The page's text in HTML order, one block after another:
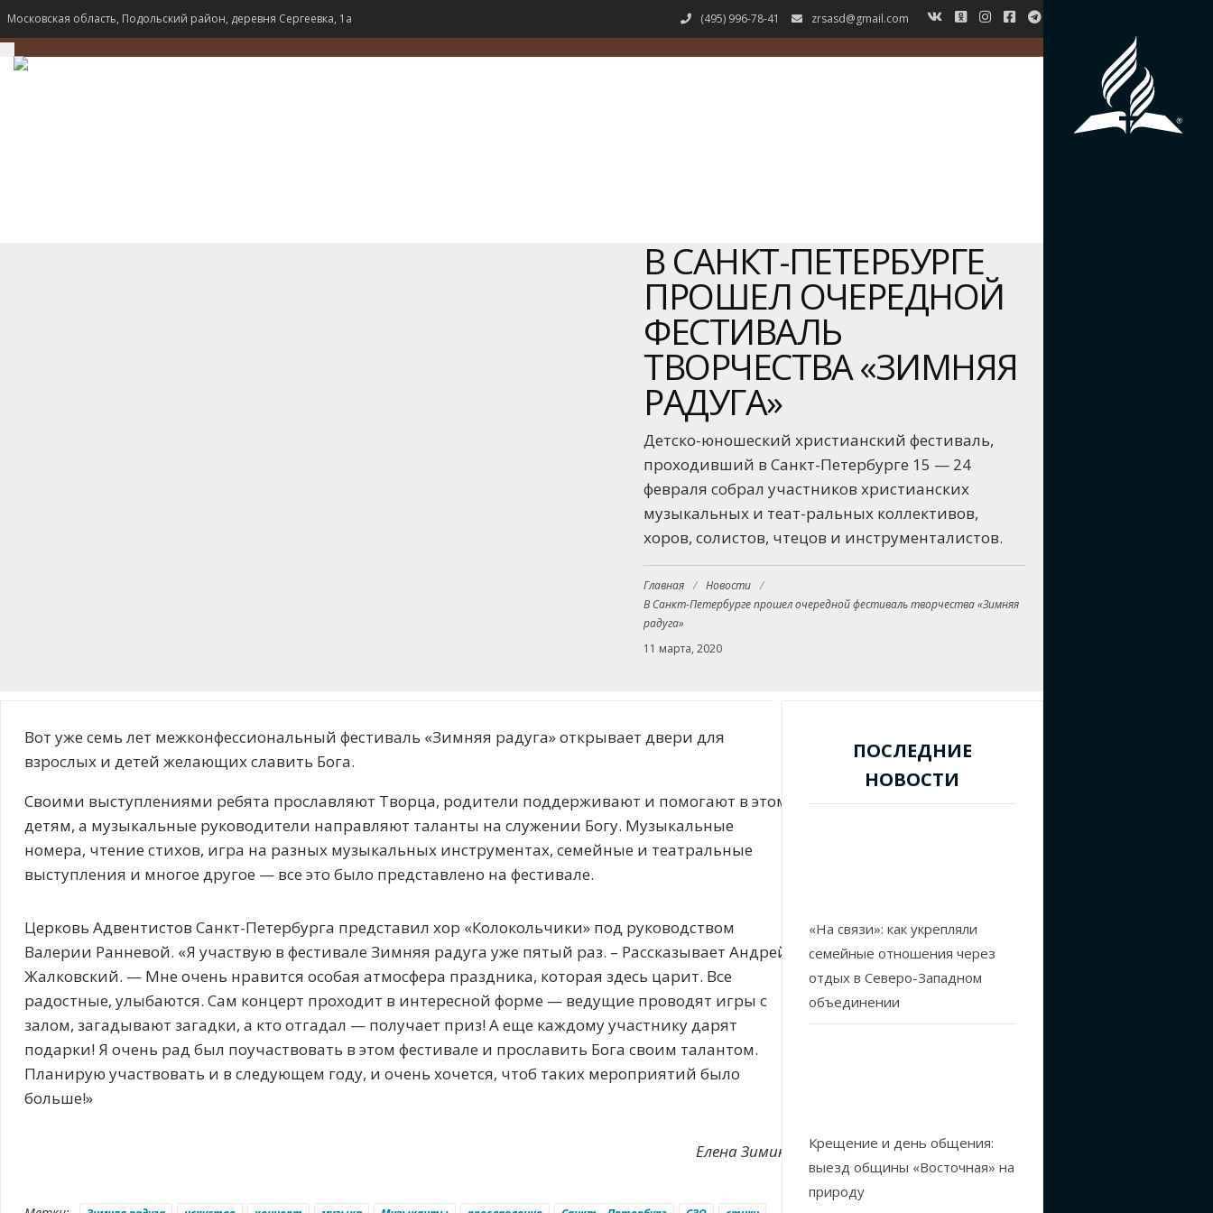
Московская область, Подольский район, деревня Сергеевка, 1а (495) 996-78-41 zrsasd@gmail.com
TOGGLE
NAVIGATION
В САНКТ-ПЕТЕРБУРГЕ
ПРОШЕЛ ОЧЕРЕДНОЙ
ФЕСТИВАЛЬ
ТВОРЧЕСТВА «ЗИМНЯЯ
РАДУГА»
Детско-юношеский христианский фестиваль,
проходивший в Санкт-Петербурге 15 — 24
февраля собрал участников христианских
музыкальных и теат-ральных коллективов,
хоров, солистов, чтецов и инструменталистов.
Главная / Новости
/
В Санкт-Петербурге прошел очередной фестиваль творчества «Зимняя
радуга»
11 марта, 2020
Вот уже семь лет межконфессиональный фестиваль «Зимняя радуга» открывает двери для
взрослых и детей желающих славить Бога.
Своими выступлениями ребята прославляют Творца, родители поддерживают и помогают в этом
детям, а музыкальные руководители направляют таланты на служении Богу. Музыкальные
номера, чтение стихов, игра на разных музыкальных инструментах, семейные и театральные
выступления и многое другое — все это было представлено на фестивале.
Церковь Адвентистов Санкт-Петербурга представил хор «Колокольчики» под руководством
Валерии Ранневой. «Я участвую в фестивале Зимняя радуга уже пятый раз. – Рассказывает Андрей
Жалковский. — Мне очень нравится особая атмосфера праздника, которая здесь царит. Все
радостные, улыбаются. Сам концерт проходит в интересной форме — ведущие проводят игры с
залом, загадывают загадки, а кто отгадал — получает приз! А еще каждому участнику дарят
подарки! Я очень рад был поучаствовать в этом фестивале и прославить Бога своим талантом.
Планирую участвовать и в следующем году, и очень хочется, чтоб таких мероприятий было
больше!»
Елена Зимина
ПОСЛЕДНИЕ
НОВОСТИ
«На связи»: как укрепляли
семейные отношения через
отдых в Северо-Западном
объединении
Крещение и день общения:
выезд общины «Восточная» на
природу